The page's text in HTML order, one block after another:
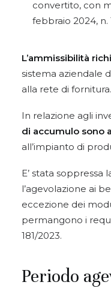
convertito, con
febbraio 2024, n.
L’ammissibilità
sistema aziendale
alla rete di fornitura.
In relazione agli
di accumulo sono
all’impianto di
E’ stata soppressa
l’agevolazione ai
eccezione dei
permangono i
181/2023.
Periodo